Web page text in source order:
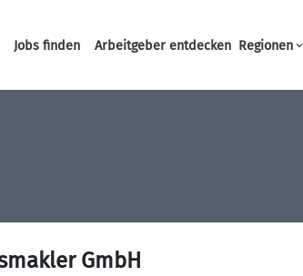
Haupt-Navigation
Jobs finden Arbeitgeber entdecken Regionen
GmbH